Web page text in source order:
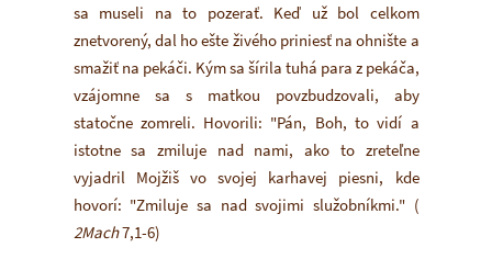
sa museli na to pozerať. Keď už bol celkom
znetvorený, dal ho ešte živého priniesť na ohnište a
smažiť na pekáči. Kým sa šírila tuhá para z pekáča,
vzájomne sa s matkou povzbudzovali, aby
statočne zomreli. Hovorili: "Pán, Boh, to vidí a
istotne sa zmiluje nad nami, ako to zreteľne
vyjadril Mojžiš vo svojej karhavej piesni, kde
hovorí: "Zmiluje sa nad svojimi služobníkmi." (
2Mach7,1-6)